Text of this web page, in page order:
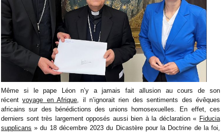
Même si le pape Léon n’y a jamais fait allusion au cours de son
récentvoyage en Afrique, il n’ignorait rien des sentiments des évêques
africains sur des bénédictions des unions homosexuelles. En effet, ces
derniers sont très largement opposés aussi bien à la déclaration « Fiducia
supplicans » du 18 décembre 2023 du Dicastère pour la Doctrine de la foi,